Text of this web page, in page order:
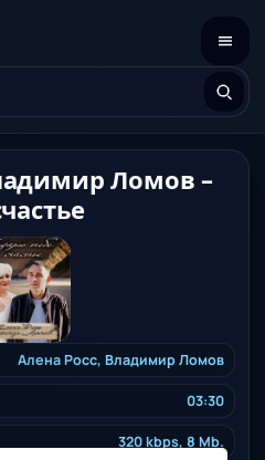
Ломов –
Алена Росс, Владимир Ломов
03:30
320 kbps, 8 Mb.